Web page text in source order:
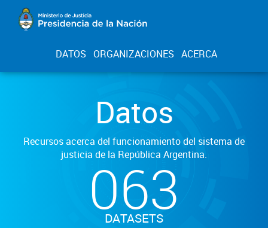
DATOS ORGANIZACIONES ACERCA
Datos
Recursos acerca del funcionamiento del sistema de
justicia de la República Argentina.
063
DATASETS